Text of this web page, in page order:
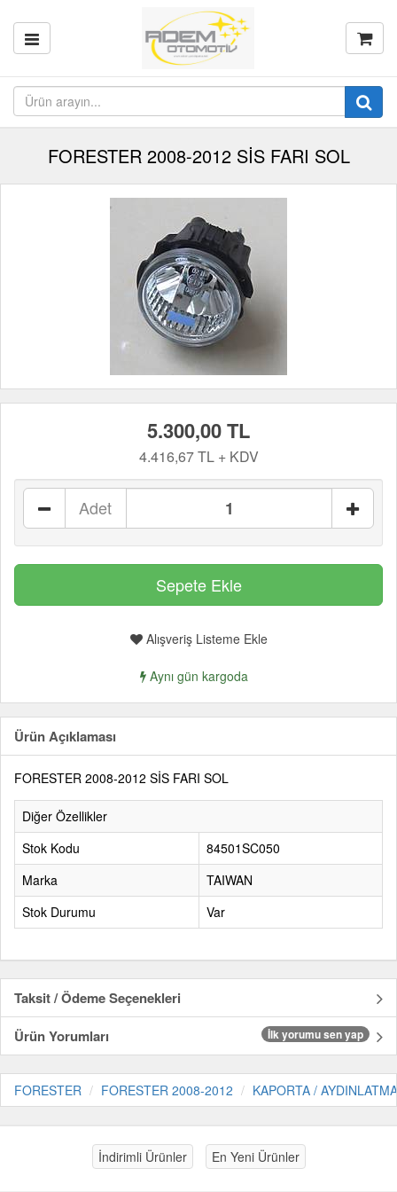
FORESTER 2008-2012 SİS FARI SOL
5.300,00 TL
4.416,67 TL + KDV
Adet
Alışveriş Listeme Ekle
Aynı gün kargoda
Ürün Açıklaması
FORESTER 2008-2012 SİS FARI SOL
Diğer Özellikler
Stok Kodu
84501SC050
Marka
TAIWAN
Stok Durumu
Var
Taksit / Ödeme Seçenekleri
Ürün Yorumları
İlk yorumu sen yap
FORESTER FORESTER 2008-2012 KAPORTA / AYDINLATMA
İndirimli Ürünler En Yeni Ürünler